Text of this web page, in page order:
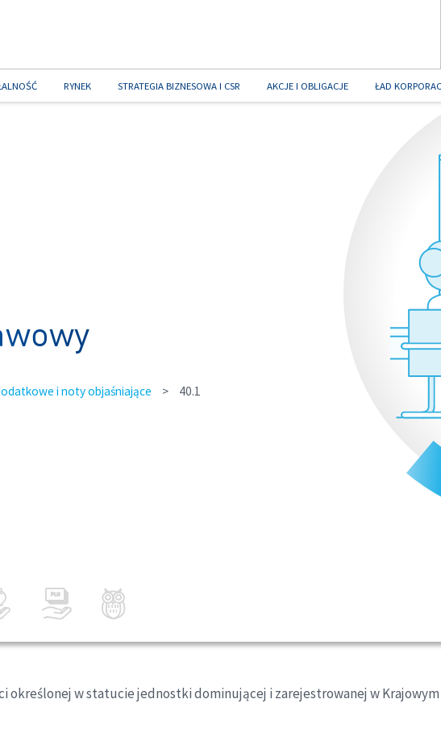
RYNEK STRATEGIA BIZNESOWA I CSR AKCJE I OBLIGACJE ŁAD
i noty objaśniające >
40.1
określonej w statucie jednostki dominującej i zarejestrowanej w